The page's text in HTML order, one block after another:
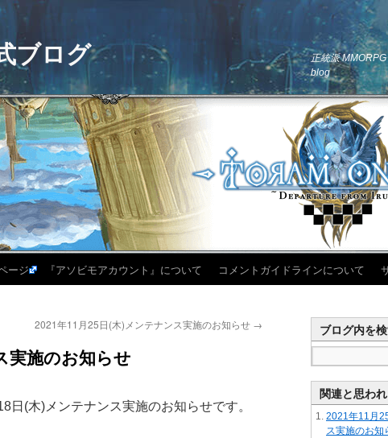
ブログ
正統派
blog
ージ 『アソビモアカウント』について コメントガイドラインについて
2021年11月25日(木)メンテナンス実施のお知らせ →
実施のお知らせ
日(木)メンテナンス実施のお知らせです。
ブログ内を
関連と思わ
2021年11月
ス実施のお知